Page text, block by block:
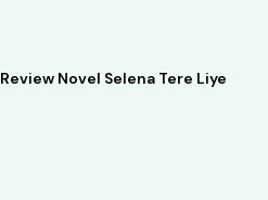
Review Novel Selena Tere Liye